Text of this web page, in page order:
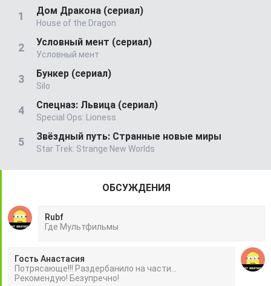
Дом Дракона (сериал)
House of the Dragon
Условный мент (сериал)
Условный мент
Бункер (сериал)
Silo
Спецназ: Львица (сериал)
Special Ops: Lioness
Звёздный путь: Странные новые миры
Star Trek: Strange New Worlds
ОБСУЖДЕНИЯ
Rubf
Гдe Mультфильмы
Гость Анастасия
Потрясающе!!! Раздербанило на части...
Рекомендую! Безупречно!